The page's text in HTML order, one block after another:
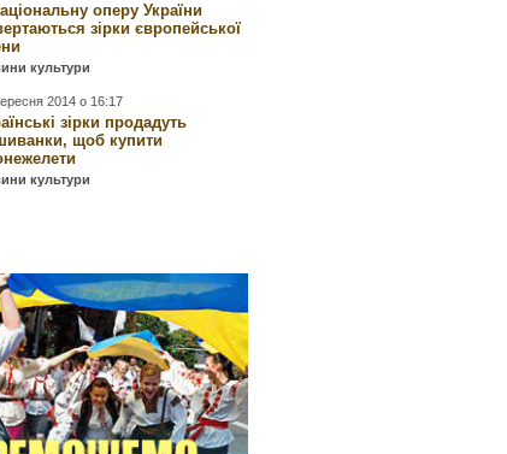
оперу України
зірки європейської
культури
2014 о 16:17
зірки продадуть
щоб купити
культури